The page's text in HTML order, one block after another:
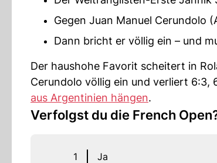
Gegen Juan Manuel Cerundolo
Dann bricht er völlig ein – und
Der haushohe Favorit scheitert in
Cerundolo völlig ein und verliert 6:3,
aus Argentinien hängen.
Verfolgst du die French
1 Ja